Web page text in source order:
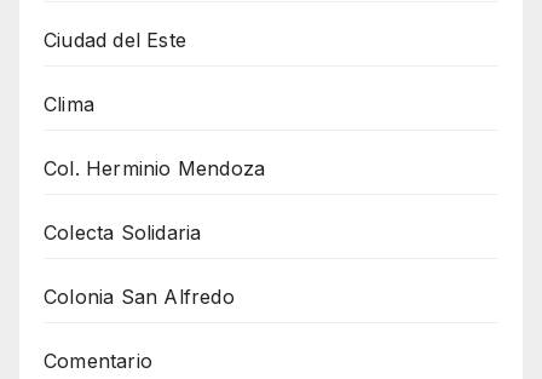
Ciudad del Este
Clima
Col. Herminio Mendoza
Colecta Solidaria
Colonia San Alfredo
Comentario